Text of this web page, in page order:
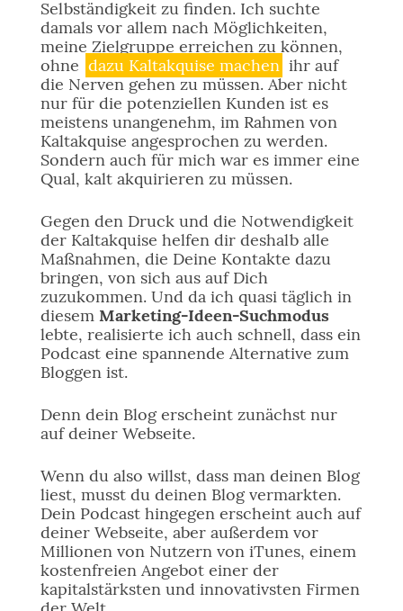
Selbständigkeit zu finden. Ich suchte
damals vor allem nach Möglichkeiten,
meine Zielgruppe erreichen zu können,
ohne dazu Kaltakquise machen ihr auf
die Nerven gehen zu müssen. Aber nicht
nur für die potenziellen Kunden ist es
meistens unangenehm, im Rahmen von
Kaltakquise angesprochen zu werden.
Sondern auch für mich war es immer eine
Qual, kalt akquirieren zu müssen.
Gegen den Druck und die Notwendigkeit
der Kaltakquise helfen dir deshalb alle
Maßnahmen, die Deine Kontakte dazu
bringen, von sich aus auf Dich
zuzukommen. Und da ich quasi täglich in
diesem Marketing-Ideen-Suchmodus
lebte, realisierte ich auch schnell, dass ein
Podcast eine spannende Alternative zum
Bloggen ist.
Denn dein Blog erscheint zunächst nur
auf deiner Webseite.
Wenn du also willst, dass man deinen Blog
liest, musst du deinen Blog vermarkten.
Dein Podcast hingegen erscheint auch auf
deiner Webseite, aber außerdem vor
Millionen von Nutzern von iTunes, einem
kostenfreien Angebot einer der
kapitalstärksten und innovativsten Firmen